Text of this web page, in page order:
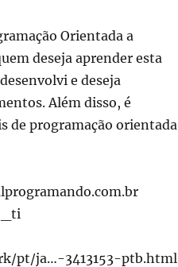
Orientada a
deseja aprender esta
e deseja
Além disso, é
de programação orientada
pt/ja…-3413153-ptb.html